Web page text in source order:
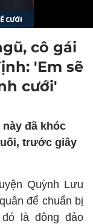
cô gái
'Em sẽ
cưới'
đã khóc
trước giây
Quỳnh Lưu
để chuẩn bị
là đông đảo